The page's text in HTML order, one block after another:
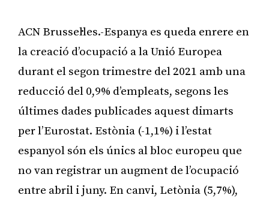
ACN Brussel·les.-Espanya es queda enrere en
la creació d’ocupació a la Unió Europea
durant el segon trimestre del 2021 amb una
reducció del 0,9% d’empleats, segons les
últimes dades publicades aquest dimarts
per l’Eurostat. Estònia (-1,1%) i l’estat
espanyol són els únics al bloc europeu que
no van registrar un augment de l’ocupació
entre abril i juny. En canvi, Letònia (5,7%),